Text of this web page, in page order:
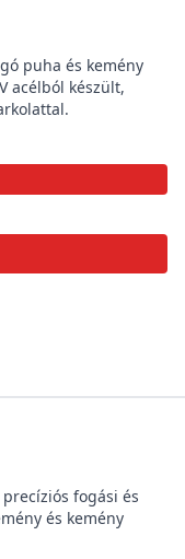
puha és kemény
acélból készült,
fogási és
és kemény